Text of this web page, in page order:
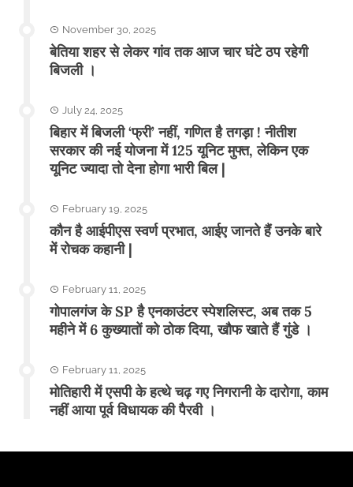
November 30, 2025
बेतिया शहर से लेकर गांव तक आज चार घंटे ठप रहेगी
बिजली ।
July 24, 2025
बिहार में बिजली ‘फ्री’ नहीं, गणित है तगड़ा ! नीतीश
सरकार की नई योजना में 125 यूनिट मुफ्त, लेकिन एक
यूनिट ज्यादा तो देना होगा भारी बिल |
February 19, 2025
कौन है आईपीएस स्वर्ण प्रभात, आईए जानते हैं उनके बारे
में रोचक कहानी |
February 11, 2025
गोपालगंज के SP है एनकाउंटर स्पेशलिस्ट, अब तक 5
महीने में 6 कुख्यातों को ठोक दिया, खौफ खाते हैं गुंडे ।
February 11, 2025
मोतिहारी में एसपी के हत्थे चढ़ गए निगरानी के दारोगा, काम
नहीं आया पूर्व विधायक की पैरवी ।